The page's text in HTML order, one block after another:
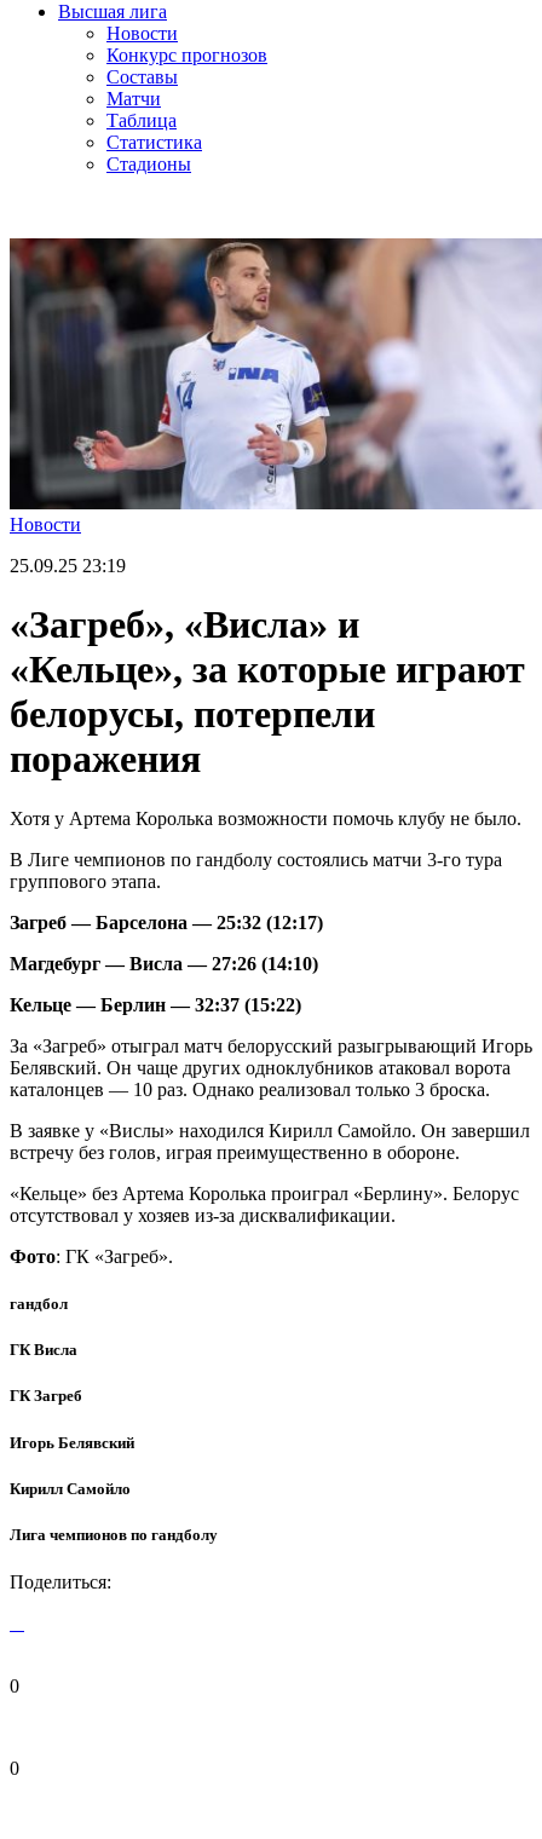
Высшая лига
Новости
Конкурс прогнозов
Составы
Матчи
Таблица
Статистика
Стадионы
Новости
25.09.25 23:19
«Загреб», «Висла» и
«Кельце», за которые играют
белорусы, потерпели
поражения
Хотя у Артема Королька возможности помочь клубу не было.
В Лиге чемпионов по гандболу состоялись матчи 3-го тура
группового этапа.
Загреб — Барселона — 25:32 (12:17)
Магдебург — Висла — 27:26 (14:10)
Кельце — Берлин — 32:37 (15:22)
За «Загреб» отыграл матч белорусский разыгрывающий Игорь
Белявский. Он чаще других одноклубников атаковал ворота
каталонцев — 10 раз. Однако реализовал только 3 броска.
В заявке у «Вислы» находился Кирилл Самойло. Он завершил
встречу без голов, играя преимущественно в обороне.
«Кельце» без Артема Королька проиграл «Берлину». Белорус
отсутствовал у хозяев из-за дисквалификации.
Фото: ГК «Загреб».
гандбол
ГК Висла
ГК Загреб
Игорь Белявский
Кирилл Самойло
Лига чемпионов по гандболу
Поделиться:
0
0